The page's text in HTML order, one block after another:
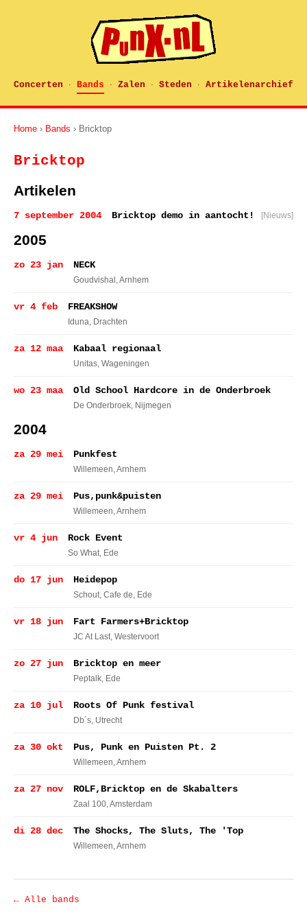
Concerten · Bands · Zalen · Steden · Artikelenarchief
Home › Bands › Bricktop
Bricktop
Artikelen
7 september 2004 Bricktop demo in aantocht! [Nieuws]
2005
zo 23 jan NECK
Goudvishal , Arnhem
vr 4 feb FREAKSHOW
Iduna, Drachten
za 12 maa Kabaal regionaal
Unitas, Wageningen
wo 23 maa Old School Hardcore in de Onderbroek
De Onderbroek, Nijmegen
2004
za 29 mei Punkfest
Willemeen, Arnhem
za 29 mei Pus,punk&puisten
Willemeen, Arnhem
vr 4 jun Rock Event
So What, Ede
do 17 jun Heidepop
Schout, Cafe de, Ede
vr 18 jun Fart Farmers+Bricktop
JC At Last, Westervoort
zo 27 jun Bricktop en meer
Peptalk, Ede
za 10 jul Roots Of Punk festival
Db´s, Utrecht
za 30 okt Pus, Punk en Puisten Pt. 2
Willemeen, Arnhem
za 27 nov ROLF,Bricktop en de Skabalters
Zaal 100, Amsterdam
di 28 dec The Shocks, The Sluts, The 'Top
Willemeen, Arnhem
← Alle bands